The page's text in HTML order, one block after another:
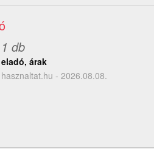
1 db
eladó, árak
hasznaltat.hu - 2026.08.08.